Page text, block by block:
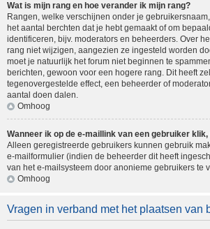
Wat is mijn rang en hoe verander ik mijn rang?
Rangen, welke verschijnen onder je
het aantal berchten dat je hebt gemaakt of om
identificeren, bijv. moderators en beheerders. Over
rang niet wijzigen, aangezien ze ingesteld worden
moet je natuurlijk het forum niet beginnen te
berichten, gewoon voor een hogere rang. Dit heeft
tegenovergestelde effect, een beheerder of
aantal doen dalen.
Omhoog
Wanneer ik op de e-maillink van een gebruiker
Alleen geregistreerde gebruikers kunnen gebruik
e-mailformulier (indien de beheerder dit heeft
van het e-mailsysteem door anonieme gebruikers te
Omhoog
Vragen in verband met het plaatsen van